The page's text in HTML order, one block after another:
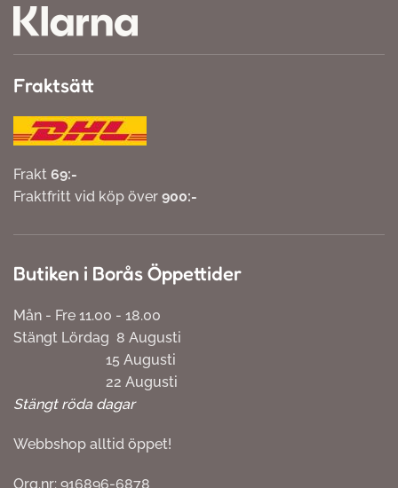
Fraktsätt
Frakt 69:-
Fraktfritt vid köp över 900:-
Butiken i Borås Öppettider
Mån - Fre 11.00 - 18.00
Stängt Lördag 8 Augusti
15 Augusti
22 Augusti
Stängt röda dagar
Webbshop alltid öppet!
Org.nr: 916896-6878